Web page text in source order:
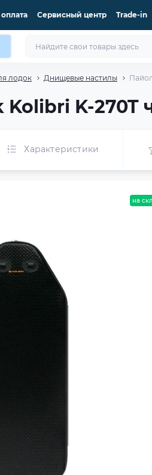
Сервисный центр Trade-in
лодок Днищевые настилы
Kolibri K-270T
Характеристики
на